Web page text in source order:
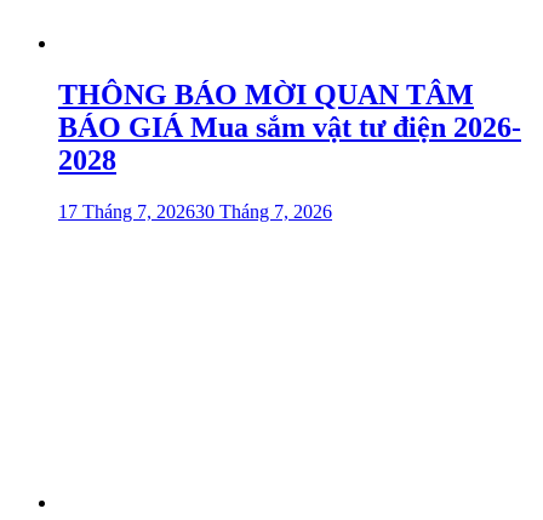
THÔNG BÁO MỜI QUAN TÂM
BÁO GIÁ Mua sắm vật tư điện 2026-
2028
17 Tháng 7, 202630 Tháng 7, 2026